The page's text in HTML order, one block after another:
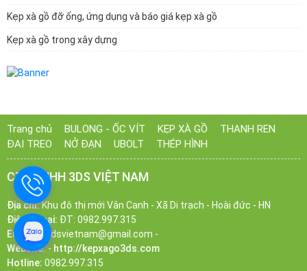
Kẹp xà gồ đỡ ống, ứng dụng và báo giá kẹp xà gồ
Kẹp xà gồ trong xây dựng
Trang chủ BULONG - ỐC VÍT KẸP XÀ GỒ
THANH REN
ĐAI TREO
NỞ ĐẠN UBOLT THÉP HÌNH
CTY TNHH 3DS VIỆT NAM
Địa chỉ:Khu đô thị mới Vân Canh - Xã Di trạch - Hoài đức - HN
Điện Thoại: ĐT: 0982.997.315
Email:ct3dsvietnam@gmail.com -
Website:- http://kepxago3ds.com
Hotline: 0982.997.315